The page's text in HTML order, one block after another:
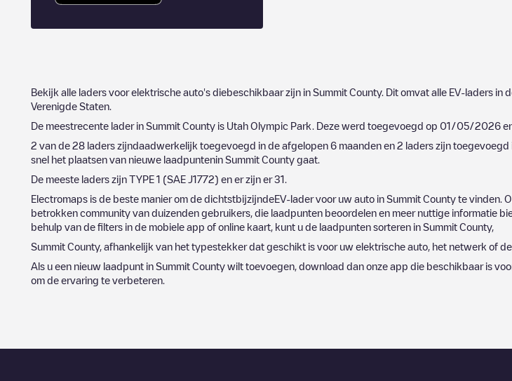
Bekijk alle laders voor elektrische auto's diebeschikbaar zijn in Summit County. Dit omvat alle EV-laders in
Verenigde Staten
De meestrecente lader in Summit County is Utah Olympic Park . Deze werd toegevoegd op 01/05/2026
2 van de 28 laders zijndaadwerkelijk toegevoegd in de afgelopen 6 maanden en 2 laders zijn toegevoegd
snel het plaatsen van nieuwe laadpuntenin Summit County gaat.
De meeste laders zijn TYPE 1 (SAE J1772) en er zijn er31
Electromaps is de beste manier om de dichtstbijzijndeEV-lader voor uw auto in Summit County te vinden.
betrokken community van duizenden gebruikers, die laadpunten beoordelen en meer nuttige informatie
behulp van de filters in de mobiele app of online kaart, kunt u de laadpunten sorteren in Summit County,
Summit County, afhankelijk van het typestekker dat geschikt is voor uw elektrische auto, het netwerk of
Als u een nieuw laadpunt in Summit County wilt toevoegen, download dan onze app die beschikbaar is
om de ervaring te verbeteren.